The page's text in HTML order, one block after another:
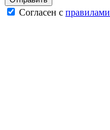
Согласен с правилами